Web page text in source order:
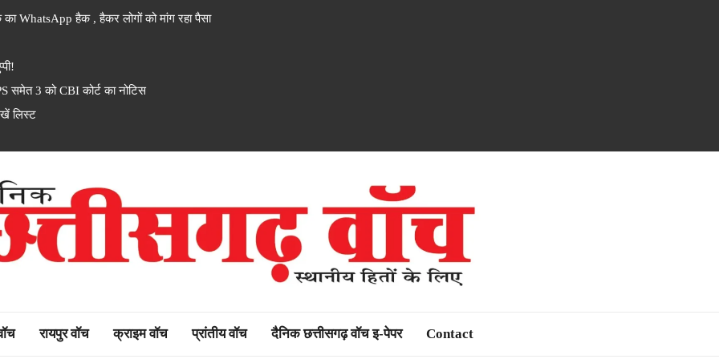
WhatsApp हैक , हैकर लोगों को मांग रहा पैसा
समेत 3 को CBI कोर्ट का नोटिस
लिस्ट
watch
रायपुर वॉच क्राइम वॉच प्रांतीय वॉच दैनिक छत्तीसगढ़ वॉच इ-पेपर Contact